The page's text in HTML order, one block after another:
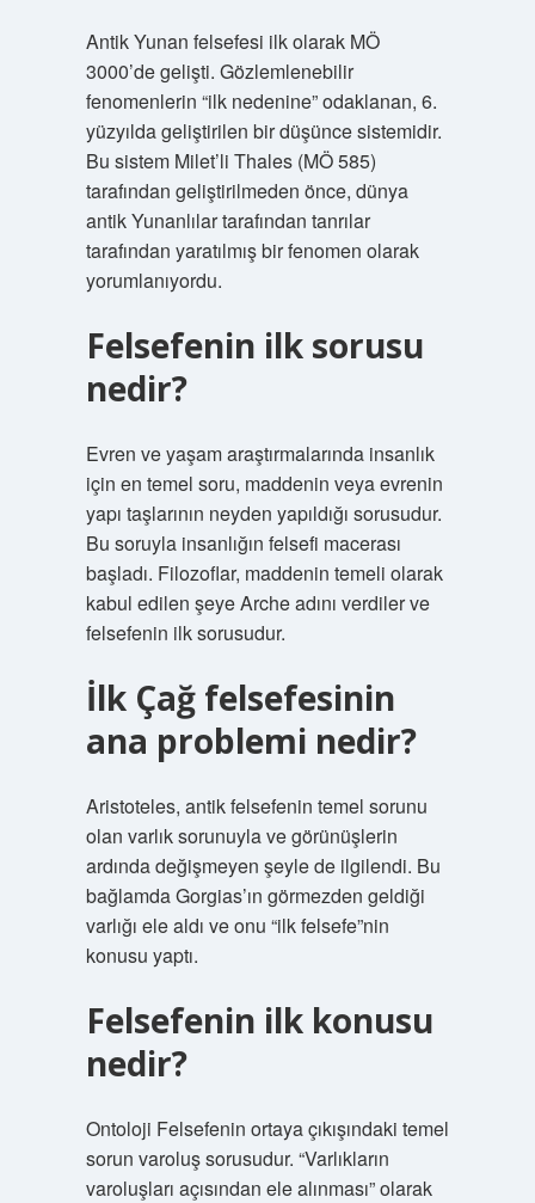
Antik Yunan felsefesi ilk olarak MÖ
3000’de gelişti. Gözlemlenebilir
fenomenlerin “ilk nedenine” odaklanan, 6.
yüzyılda geliştirilen bir düşünce sistemidir.
Bu sistem Milet’li Thales (MÖ 585)
tarafından geliştirilmeden önce, dünya
antik Yunanlılar tarafından tanrılar
tarafından yaratılmış bir fenomen olarak
yorumlanıyordu.
Felsefenin ilk sorusu
nedir?
Evren ve yaşam araştırmalarında insanlık
için en temel soru, maddenin veya evrenin
yapı taşlarının neyden yapıldığı sorusudur.
Bu soruyla insanlığın felsefi macerası
başladı. Filozoflar, maddenin temeli olarak
kabul edilen şeye Arche adını verdiler ve
felsefenin ilk sorusudur.
İlk Çağ felsefesinin
ana problemi nedir?
Aristoteles, antik felsefenin temel sorunu
olan varlık sorunuyla ve görünüşlerin
ardında değişmeyen şeyle de ilgilendi. Bu
bağlamda Gorgias’ın görmezden geldiği
varlığı ele aldı ve onu “ilk felsefe”nin
konusu yaptı.
Felsefenin ilk konusu
nedir?
Ontoloji Felsefenin ortaya çıkışındaki temel
sorun varoluş sorusudur. “Varlıkların
varoluşları açısından ele alınması” olarak